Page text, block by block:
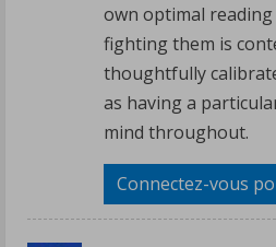
own optimal
fighting them is
thoughtfully
as having a
mind throughout.
Connectez-vous